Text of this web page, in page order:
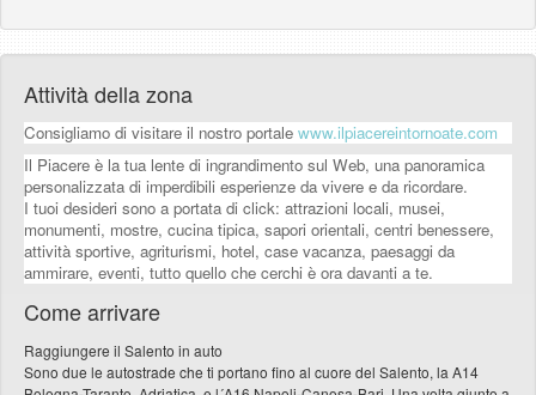
Attività della zona
Consigliamo di visitare il nostro portale www.ilpiacereintornoate.com
Il Piacere è la tua lente di ingrandimento sul Web, una panoramica
personalizzata di imperdibili esperienze da vivere e da ricordare.
I tuoi desideri sono a portata di click: attrazioni locali, musei,
monumenti, mostre, cucina tipica, sapori orientali, centri benessere,
attività sportive, agriturismi, hotel, case vacanza, paesaggi da
ammirare, eventi, tutto quello che cerchi è ora davanti a te.
Come arrivare
Raggiungere il Salento in auto
Sono due le autostrade che ti portano fino al cuore del Salento, la A14